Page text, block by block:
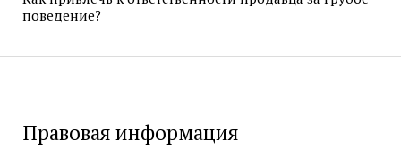
поведение?
Правовая информация